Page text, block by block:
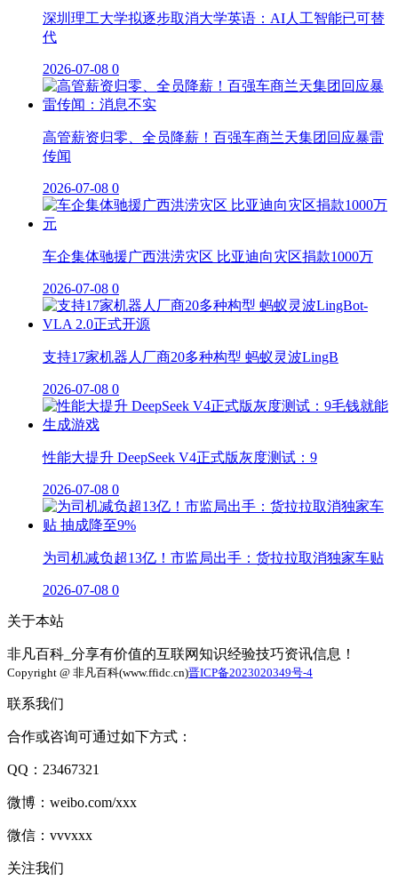
深圳理工大学拟逐步取消大学英语：AI人工智能已可替
代
2026-07-08 0
高管薪资归零、全员降薪！百强车商兰天集团回应暴雷
传闻
2026-07-08 0
车企集体驰援广西洪涝灾区 比亚迪向灾区捐款1000万
2026-07-08 0
支持17家机器人厂商20多种构型 蚂蚁灵波LingB
2026-07-08 0
性能大提升 DeepSeek V4正式版灰度测试：9
2026-07-08 0
为司机减负超13亿！市监局出手：货拉拉取消独家车贴
2026-07-08 0
关于本站
非凡百科_分享有价值的互联网知识经验技巧资讯信息！
Copyright @ 非凡百科(www.ffidc.cn)晋ICP备2023020349号-4
联系我们
合作或咨询可通过如下方式：
QQ：23467321
微博：weibo.com/xxx
微信：vvvxxx
关注我们